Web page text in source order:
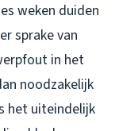
weken duiden
sprake van
in het
noodzakelijk
het uiteindelijk